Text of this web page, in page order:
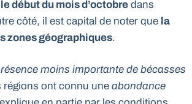
début du mois d’octobre dans
côté, il est capital de noter que la
zones géographiques.
moins importante de bécasses
régions ont connu une abondance